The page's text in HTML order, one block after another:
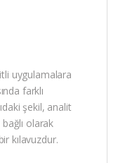
uygulamalara
farklı
şekil, analit
olarak
kılavuzdur.